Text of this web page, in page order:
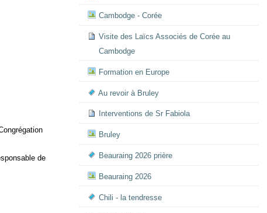
de
Cambodge - Corée
Visite des Laïcs Associés de Corée au
Cambodge
Formation en Europe
Au revoir à Bruley
Interventions de Sr Fabiola
Bruley
Beauraing 2026 prière
Beauraing 2026
Chili - la tendresse